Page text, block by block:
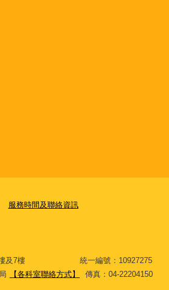
服務時間及聯絡資訊
中樓1樓及7樓 統一編號：10927275
【各科室聯絡方式】
傳真：04-22204150